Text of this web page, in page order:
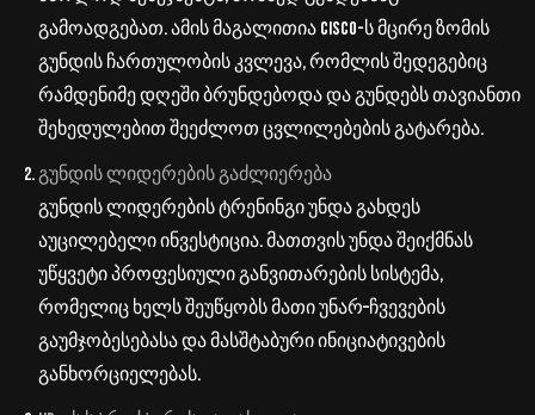
გამოადგებათ.ამისმაგალითია Cisco-სმცირეზომის
გუნდის ჩართულობისკვლევა,რომლისშედეგებიც
რამდენიმედღეშიბრუნდებოდადაგუნდებსთავიანთი
შეხედულებით შეეძლოთ ცვლილებებისგატარება.
გუნდისლიდერებისგაძლიერება
გუნდისლიდერებისტრენინგიუნდაგახდეს
აუცილებელიინვესტიცია.მათთვისუნდაშეიქმნას
უწყვეტიპროფესიულიგანვითარების სისტემა,
რომელიც ხელსშეუწყობსმათიუნარ–ჩვევების
გაუმჯობესებასადამასშტაბურიინიციატივების
განხორციელებას.